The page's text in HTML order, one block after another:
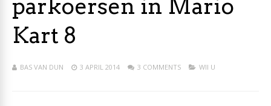
parkoersen in Mario
Kart 8
BAS VAN DUN 3 APRIL 2014 3 COMMENTS WII U